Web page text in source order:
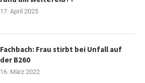
17. April 2025
Fachbach: Frau stirbt bei Unfall auf
der B260
16. März 2022